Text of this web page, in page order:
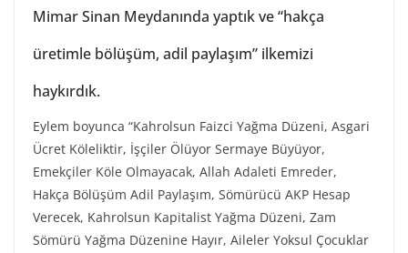
Mimar Sinan Meydanında yaptık ve “hakça
üretimle bölüşüm, adil paylaşım” ilkemizi
haykırdık.
Eylem boyunca “Kahrolsun Faizci Yağma Düzeni, Asgari
Ücret Köleliktir, İşçiler Ölüyor Sermaye Büyüyor,
Emekçiler Köle Olmayacak, Allah Adaleti Emreder,
Hakça Bölüşüm Adil Paylaşım, Sömürücü AKP Hesap
Verecek, Kahrolsun Kapitalist Yağma Düzeni, Zam
Sömürü Yağma Düzenine Hayır, Aileler Yoksul Çocuklar